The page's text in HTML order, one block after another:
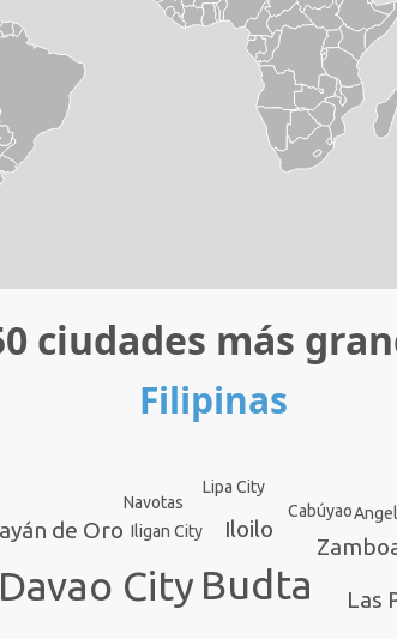
ciudades más
Filipinas
Budta
Davao City Las
de Oro
Iloilo
Iligan City
Cabúyao
Navotas
Lipa City